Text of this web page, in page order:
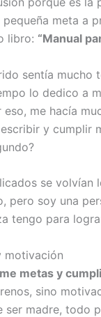
meta a
libro: “Manual
sentía mucho
lo dedico a
eso, me hacía
y cumplir
se volvían
pero soy una
tengo para
motivación
metas y
sino
ser madre, todo